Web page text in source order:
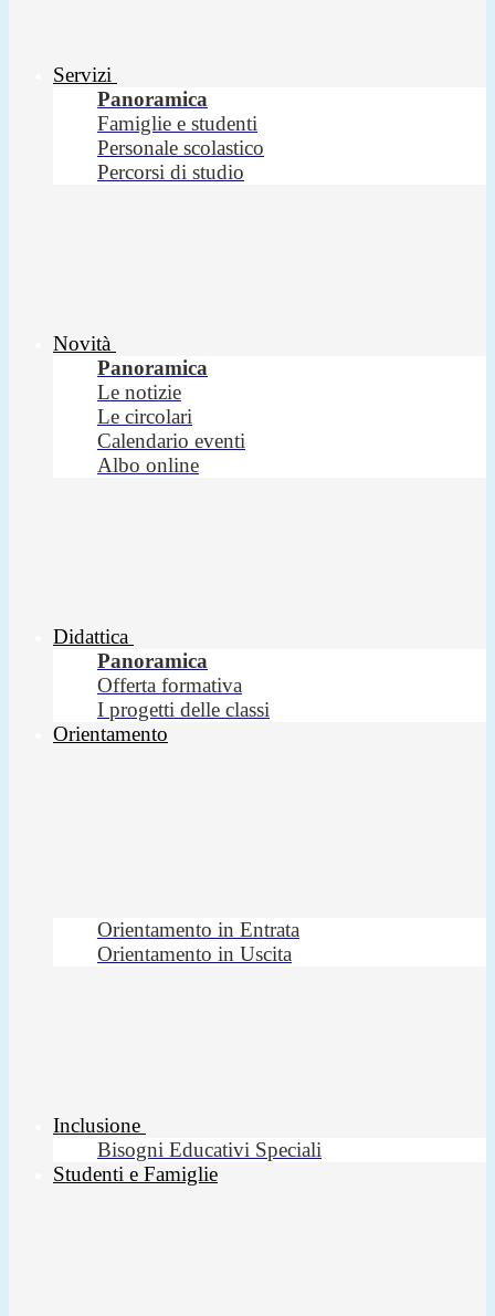
Servizi
Panoramica
Famiglie e studenti
Personale scolastico
Percorsi di studio
Novità
Panoramica
Le notizie
Le circolari
Calendario eventi
Albo online
Didattica
Panoramica
Offerta formativa
I progetti delle classi
Orientamento
Orientamento in Entrata
Orientamento in Uscita
Inclusione
Bisogni Educativi Speciali
Studenti e Famiglie